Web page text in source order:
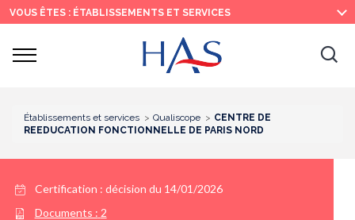
Recherche
Menu
principal
Contenu
principal
VOUS ÊTES : ÉTABLISSEMENTS ET SERVICES
Ouvrir
Établissements et services Qualiscope
CENTRE DE
REEDUCATION FONCTIONNELLE DE PARIS NORD
Certification : décision du 14/01/2026
Documents : 2